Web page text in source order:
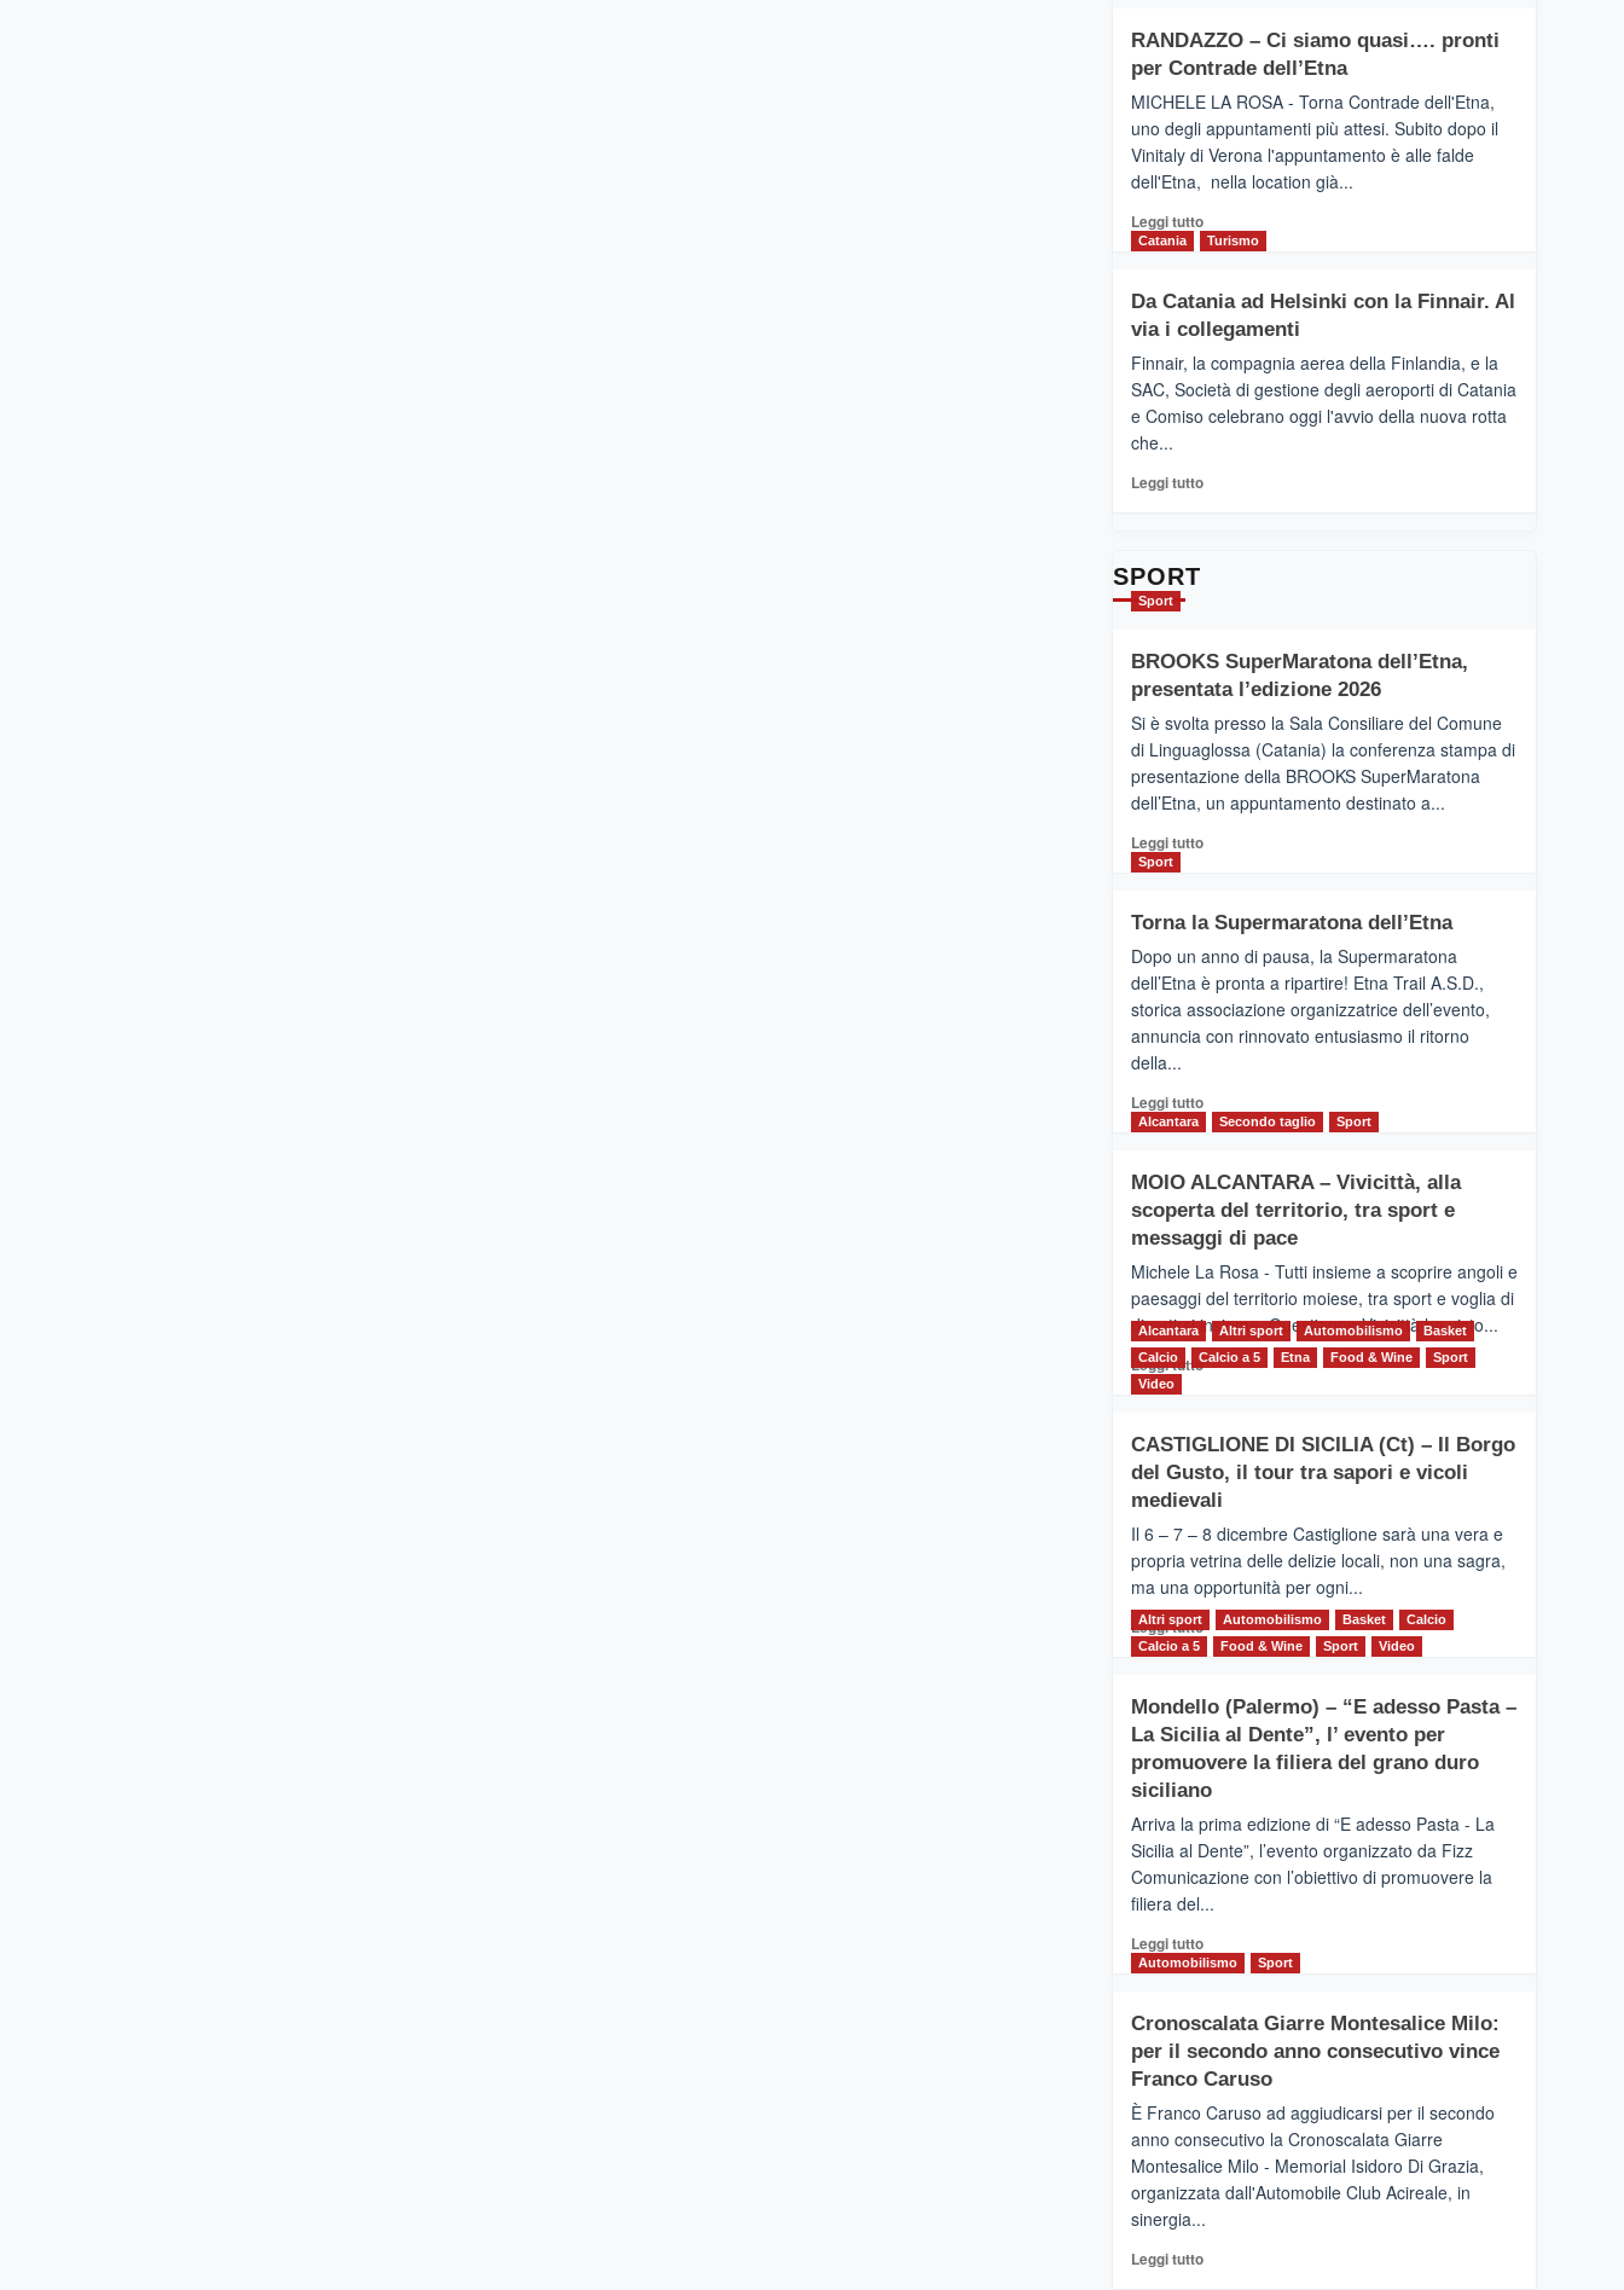
SUMMER
BOOK
CLUB
VIAGRANDE
(Ct)
–
presenta
“Vino
&
2026”.
Le
dell’enoturismo
sull’Etna
RANDAZZO – Ci siamo quasi…. pronti
per Contrade dell’Etna
MICHELE LA ROSA - Torna Contrade dell'Etna,
uno degli appuntamenti più attesi. Subito dopo il
Vinitaly di Verona l'appuntamento è alle falde
dell'Etna, nella location già...
Leggi tuttoLeggi
di
RANDAZZO
–
siamo
quasi….
pronti
dell’Etna
Catania Turismo
Da Catania ad Helsinki con la Finnair. Al
via i collegamenti
Finnair, la compagnia aerea della Finlandia, e la
SAC, Società di gestione degli aeroporti di Catania
e Comiso celebrano oggi l'avvio della nuova rotta
che...
Leggi tuttoLeggi
con
la
Al
via
i
collegamenti
SPORT
Sport
BROOKS SuperMaratona dell’Etna,
presentata l’edizione 2026
Si è svolta presso la Sala Consiliare del Comune
di Linguaglossa (Catania) la conferenza stampa di
presentazione della BROOKS SuperMaratona
dell’Etna, un appuntamento destinato a...
Leggi tuttoLeggi
BROOKS
SuperMaratona
dell’Etna,
presentata
l’edizione
2026
Sport
Torna la Supermaratona dell’Etna
Dopo un anno di pausa, la Supermaratona
dell’Etna è pronta a ripartire! Etna Trail A.S.D.,
storica associazione organizzatrice dell’evento,
annuncia con rinnovato entusiasmo il ritorno
della...
Leggi tuttoLeggi
Torna
la
Supermaratona
Alcantara Secondo taglio Sport
MOIO ALCANTARA – Vivicittà, alla
scoperta del territorio, tra sport e
messaggi di pace
Michele La Rosa - Tutti insieme a scoprire angoli e
paesaggi del territorio moiese, tra sport e voglia di
divertirsi insieme. Quest'anno Vivicittà ha visto...
Leggi tuttoLeggi
MOIO
ALCANTARA
–
alla
scoperta
del
territorio,
tra
sport
messaggi
di
Alcantara Altri sport Automobilismo
Basket
Calcio
Calcio a 5 Etna Food & Wine
Sport
Video
CASTIGLIONE DI SICILIA (Ct) – Il Borgo
del Gusto, il tour tra sapori e vicoli
medievali
Il 6 – 7 – 8 dicembre Castiglione sarà una vera e
propria vetrina delle delizie locali, non una sagra,
ma una opportunità per ogni...
Leggi tuttoLeggi
CASTIGLIONE
DI
SICILIA
(Ct)
Il
Borgo
del
tour
tra
vicoli
medievali
Altri sport Automobilismo Basket
Calcio
Calcio a 5
Food & Wine Sport Video
Mondello (Palermo) – “E adesso Pasta –
La Sicilia al Dente”, l’ evento per
promuovere la filiera del grano duro
siciliano
Arriva la prima edizione di “E adesso Pasta - La
Sicilia al Dente”, l’evento organizzato da Fizz
Comunicazione con l’obiettivo di promuovere la
filiera del...
Leggi tuttoLeggi
di
Mondello
(Palermo)
–
adesso
Pasta
–
La
Dente”,
Automobilismo Sport
Cronoscalata Giarre Montesalice Milo:
per il secondo anno consecutivo vince
Franco Caruso
È Franco Caruso ad aggiudicarsi per il secondo
anno consecutivo la Cronoscalata Giarre
Montesalice Milo - Memorial Isidoro Di Grazia,
organizzata dall'Automobile Club Acireale, in
sinergia...
Leggi tuttoLeggi